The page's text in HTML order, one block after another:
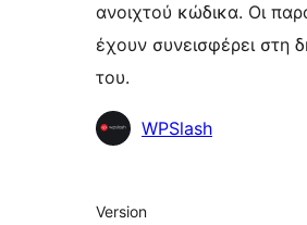
ανοιχτού κώδικα. Οι
έχουν συνεισφέρει στη
του.
Συντελεστές
WPSlash
Μεταστοιχεία
Version